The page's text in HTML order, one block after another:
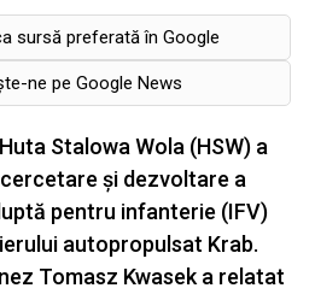
sursă preferată în Google
ne pe Google News
Stalowa Wola (HSW) a
și dezvoltare a
pentru infanterie (IFV)
autopropulsat Krab.
Tomasz Kwasek a relatat